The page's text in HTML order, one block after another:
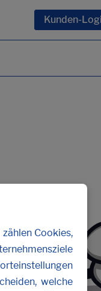
Kunden-
Cookies,
welche